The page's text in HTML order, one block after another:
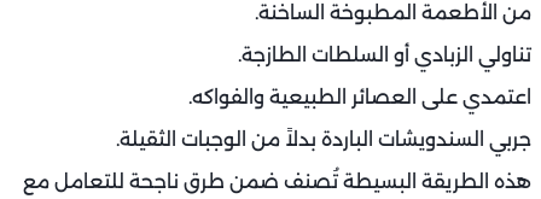
من الأطعمة المطبوخة الساخنة.
تناولي الزبادي أو السلطات الطازجة.
اعتمدي على العصائر الطبيعية والفواكه.
جربي السندويشات الباردة بدلاً من الوجبات الثقيلة.
هذه الطريقة البسيطة تُصنف ضمن طرق ناجحة للتعامل مع